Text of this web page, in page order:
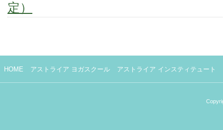
定）
HOME アストライア ヨガスクール アストライア インスティテュート